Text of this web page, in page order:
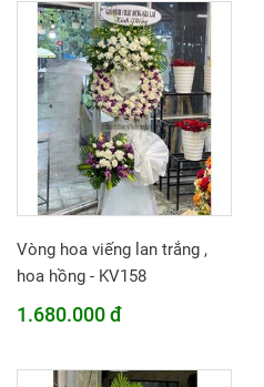
Vòng hoa viếng lan trắng ,
hoa hồng - KV158
1.680.000 đ